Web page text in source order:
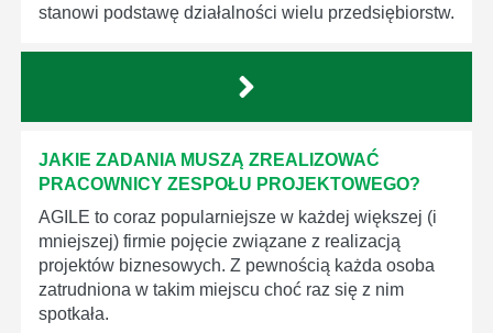
stanowi podstawę działalności wielu przedsiębiorstw.
JAKIE ZADANIA MUSZĄ ZREALIZOWAĆ
PRACOWNICY ZESPOŁU PROJEKTOWEGO?
AGILE to coraz popularniejsze w każdej większej (i
mniejszej) firmie pojęcie związane z realizacją
projektów biznesowych. Z pewnością każda osoba
zatrudniona w takim miejscu choć raz się z nim
spotkała.